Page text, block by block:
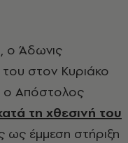
ο Άδωνις
του στον Κυριάκο
ο Απόστολος
τη χθεσινή του
ως έμμεση στήριξη